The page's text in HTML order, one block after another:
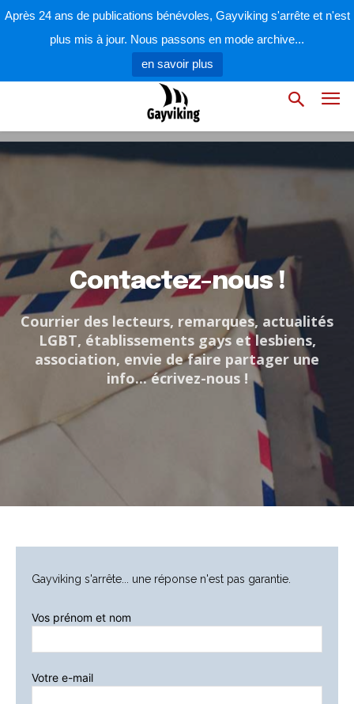
Après 24 ans de publications bénévoles, Gayviking s'arrête et n'est
plus mis à jour. Nous passons en mode archive...
en savoir plus
Contactez-nous !
Courrier des lecteurs, remarques, actualités
LGBT, établissements gays et lesbiens,
association, envie de faire partager une
info... écrivez-nous !
Gayviking s'arrête... une réponse n'est pas garantie.
Vos prénom et nom
Veuillez laisser ce champ vide
Votre e-mail